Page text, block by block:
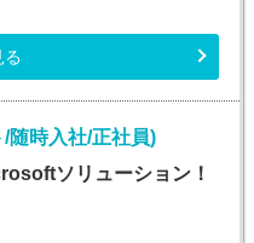
る
随時入社/正社員)
ソリューション！